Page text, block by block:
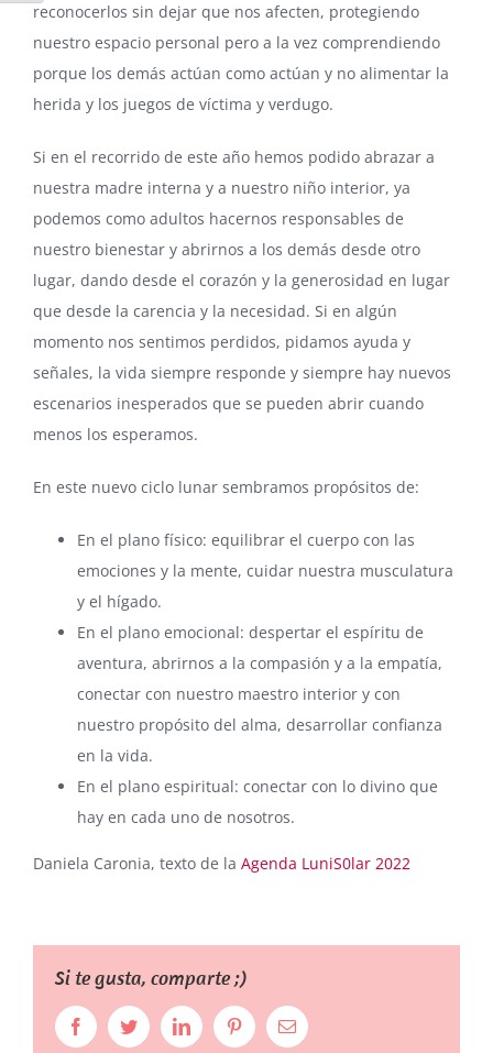
reconocerlos sin dejar que nos afecten, protegiendo
nuestro espacio personal pero a la vez comprendiendo
porque los demás actúan como actúan y no alimentar la
herida y los juegos de víctima y verdugo.
Si en el recorrido de este año hemos podido abrazar a
nuestra madre interna y a nuestro niño interior, ya
podemos como adultos hacernos responsables de
nuestro bienestar y abrirnos a los demás desde otro
lugar, dando desde el corazón y la generosidad en lugar
que desde la carencia y la necesidad. Si en algún
momento nos sentimos perdidos, pidamos ayuda y
señales, la vida siempre responde y siempre hay nuevos
escenarios inesperados que se pueden abrir cuando
menos los esperamos.
En este nuevo ciclo lunar sembramos propósitos de:
En el plano físico: equilibrar el cuerpo con las
emociones y la mente, cuidar nuestra musculatura
y el hígado.
En el plano emocional: despertar el espíritu de
aventura, abrirnos a la compasión y a la empatía,
conectar con nuestro maestro interior y con
nuestro propósito del alma, desarrollar confianza
en la vida.
En el plano espiritual: conectar con lo divino que
hay en cada uno de nosotros.
Daniela Caronia, texto de la Agenda LuniS0lar 2022
Si te gusta, comparte ;)
FacebookTwitterLinkedIn PinterestCorreo
electrónico